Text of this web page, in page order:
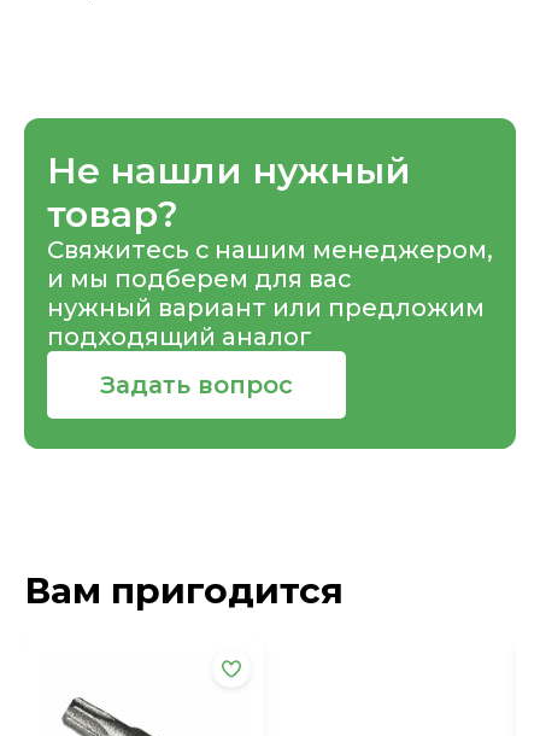
Не нашли нужный
товар?
Свяжитесь с нашим менеджером,
и мы подберем для вас
нужный вариант или предложим
подходящий аналог
Задать вопрос
Вам пригодится